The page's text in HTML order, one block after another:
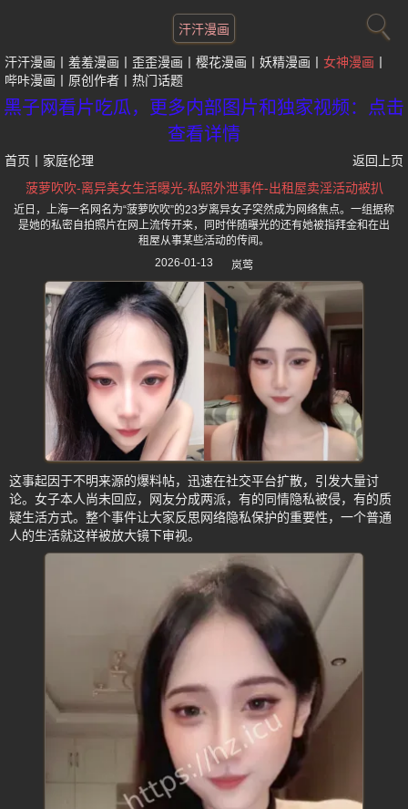
汗汗漫画
汗汗漫画 羞羞漫画 歪歪漫画 樱花漫画 妖精漫画
女神漫画
哔咔漫画
原创作者 热门话题
黑子网看片吃瓜，更多内部图片和独家视频：点击
查看详情
首页 家庭伦理
返回上页
菠萝吹吹-离异美女生活曝光-私照外泄事件-出租屋卖淫活动被扒
近日，上海一名网名为“菠萝吹吹”的23岁离异女子突然成为网络焦点。一组据称
是她的私密自拍照片在网上流传开来，同时伴随曝光的还有她被指拜金和在出
租屋从事某些活动的传闻。
2026-01-13
岚莺
这事起因于不明来源的爆料帖，迅速在社交平台扩散，引发大量讨
论。女子本人尚未回应，网友分成两派，有的同情隐私被侵，有的质
疑生活方式。整个事件让大家反思网络隐私保护的重要性，一个普通
人的生活就这样被放大镜下审视。